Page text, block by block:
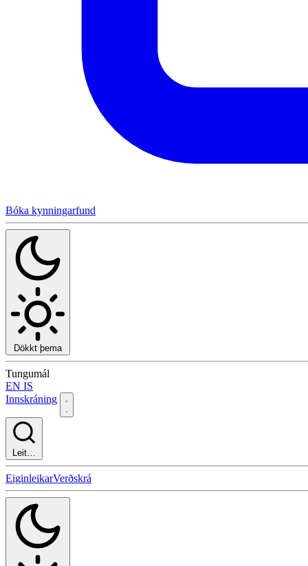
Bóka kynningarfund
Dökkt þema
Tungumál
EN IS
Innskráning
Leit…
EiginleikarVerðskrá